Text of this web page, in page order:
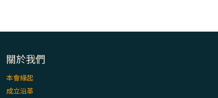
關於我們
本會緣起
成立沿革